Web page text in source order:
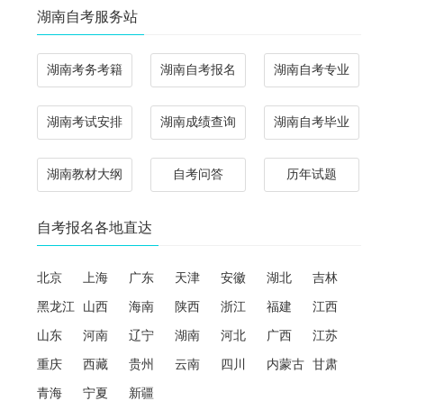
湖南自考服务站
湖南考务考籍 湖南自考报名 湖南自考专业
湖南考试安排 湖南成绩查询 湖南自考毕业
湖南教材大纲 自考问答 历年试题
自考报名各地直达
北京 上海 广东 天津 安徽 湖北 吉林
黑龙江 山西 海南 陕西 浙江 福建 江西
山东 河南 辽宁 湖南 河北 广西 江苏
重庆 西藏 贵州 云南 四川 内蒙古 甘肃
青海 宁夏 新疆